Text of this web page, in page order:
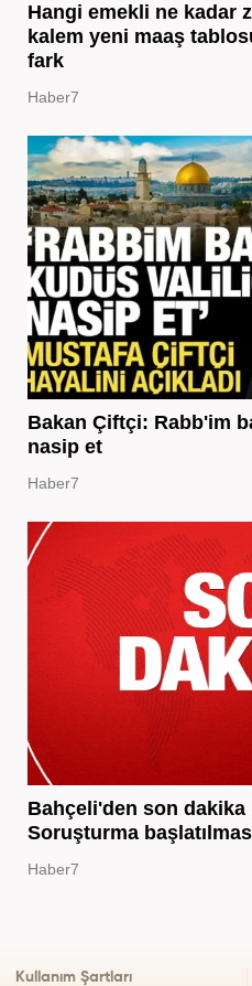
Hangi emekli ne kadar
kalem yeni maaş
fark
Haber7
Bakan Çiftçi: Rabb'im
nasip et
Haber7
Bahçeli'den son dakika
Soruşturma
Haber7
Kullanım Şartları